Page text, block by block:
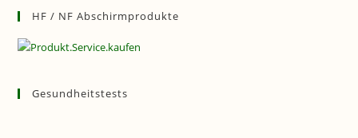
HF / NF Abschirmprodukte
Gesundheitstests